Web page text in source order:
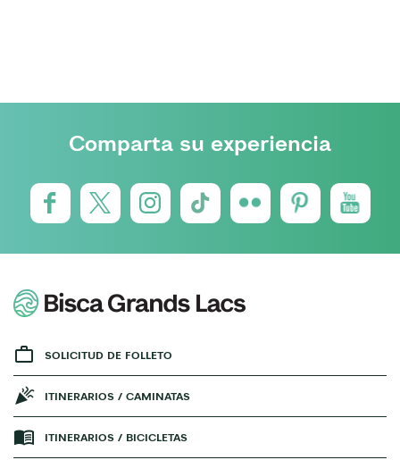
Comparta su experiencia
SOLICITUD DE FOLLETO
ITINERARIOS / CAMINATAS
ITINERARIOS / BICICLETAS